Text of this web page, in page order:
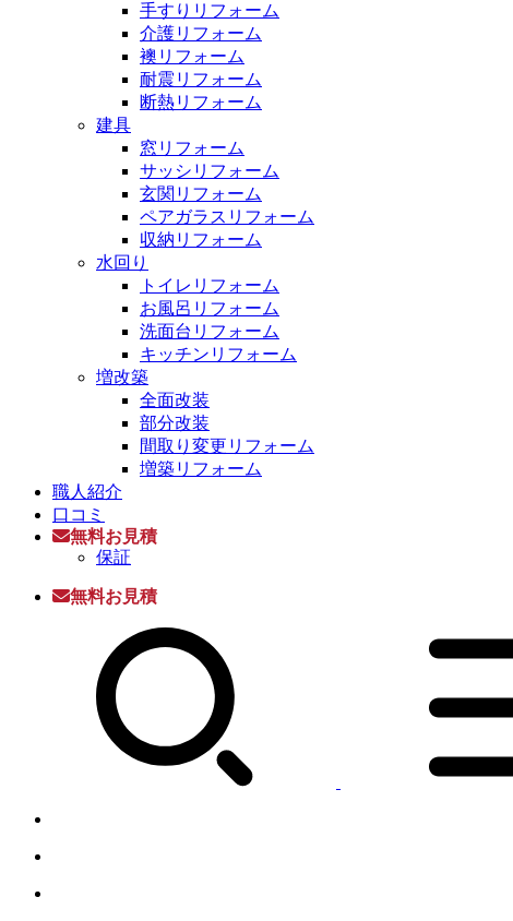
手すりリフォーム
介護リフォーム
襖リフォーム
耐震リフォーム
断熱リフォーム
建具
窓リフォーム
サッシリフォーム
玄関リフォーム
ペアガラスリフォーム
収納リフォーム
水回り
トイレリフォーム
お風呂リフォーム
洗面台リフォーム
キッチンリフォーム
増改築
全面改装
部分改装
間取り変更リフォーム
増築リフォーム
職人紹介
口コミ
無料お見積
保証
無料お見積